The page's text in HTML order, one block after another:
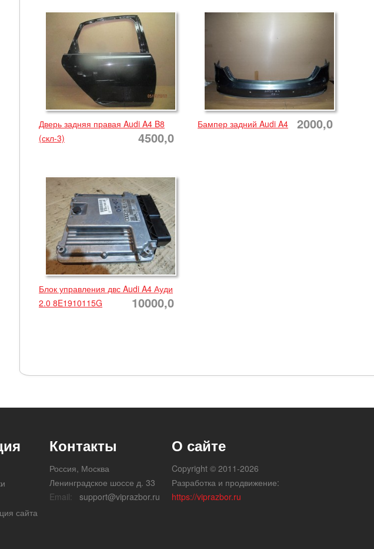
Дверь задняя правая Audi A4 B8
(скл-3)
4500,0
Бампер задний Audi A4 2000,0
Блок управления двс Audi A4 Ауди
2.0 8E1910115G
10000,0
сайта
Контакты
Россия, Москва
Ленинградское шоссе д. 33
Email:
support@viprazbor.ru
О сайте
Copyright © 2011-2026
Разработка и продвижение:
https://viprazbor.ru